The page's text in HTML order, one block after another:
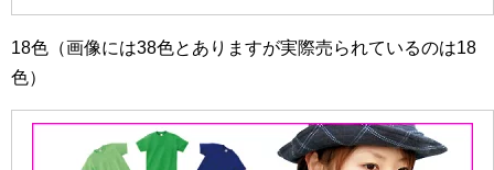
18色（画像には38色とありますが実際売られているのは18
色）